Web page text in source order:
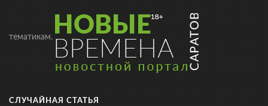
тематикам.
СЛУЧАЙНАЯ СТАТЬЯ